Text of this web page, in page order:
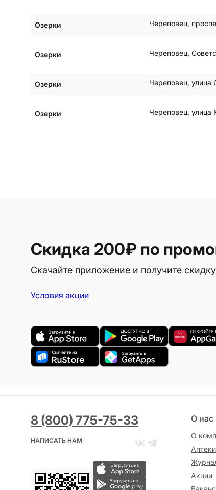
Озерки Череповец,
Озерки Череповец,
Озерки Череповец, улица
Озерки Череповец, улица
Скидка 200₽ по
Скачайте приложение и получите
Условия акции
8 (800) 775-75-33
НАПИСАТЬ НАМ
О нас
О
Аптеки
Акции